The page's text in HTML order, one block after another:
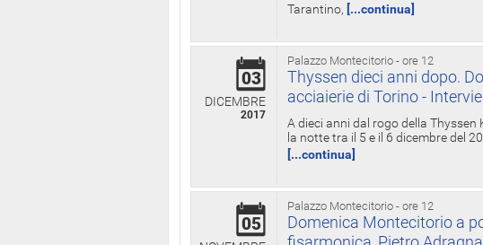
Tarantino, [...continua]
Palazzo Montecitorio - ore 12
03
DICEMBRE
2017
Thyssen dieci anni dopo.
acciaierie di Torino -
A dieci anni dal rogo della
la notte tra il 5 e il 6 dicembre del
[...continua]
Palazzo Montecitorio - ore 12
05
Domenica Montecitorio a